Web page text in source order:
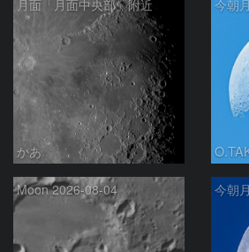
月面「月面中央部」附近
かあ
今朝月
Moon 2026-08-04 今朝月